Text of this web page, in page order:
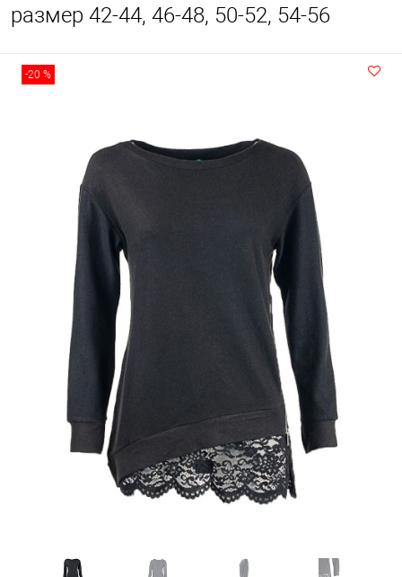
размер 42-44, 46-48, 50-52, 54-56
-20 %